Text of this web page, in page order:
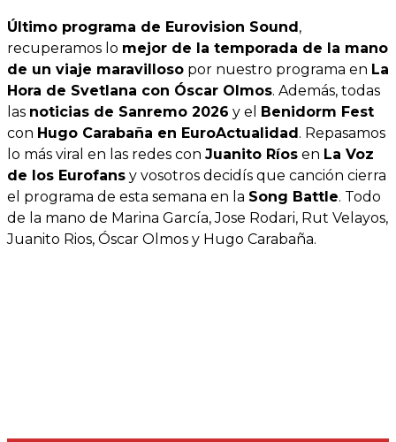
Último programa de Eurovision Sound,
recuperamos lo mejor de la temporada de la mano
de un viaje maravilloso por nuestro programa en La
Hora de Svetlana con Óscar Olmos. Además, todas
las noticias de Sanremo 2026 y el Benidorm Fest
con Hugo Carabaña en EuroActualidad. Repasamos
lo más viral en las redes con Juanito Ríos en La Voz
de los Eurofans y vosotros decidís que canción cierra
el programa de esta semana en la Song Battle. Todo
de la mano de Marina García, Jose Rodari, Rut Velayos,
Juanito Rios, Óscar Olmos y Hugo Carabaña.